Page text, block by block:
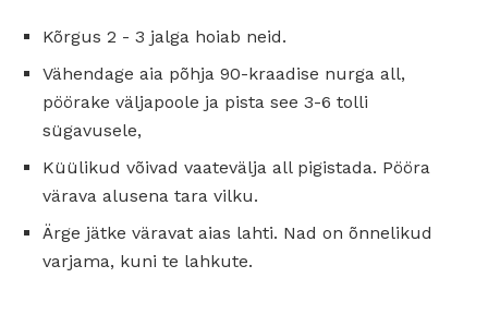
Kõrgus 2 - 3 jalga hoiab neid.
Vähendage aia põhja 90-kraadise nurga all,
pöörake väljapoole ja pista see 3-6 tolli
sügavusele,
Küülikud võivad vaatevälja all pigistada. Pööra
värava alusena tara vilku.
Ärge jätke väravat aias lahti. Nad on õnnelikud
varjama, kuni te lahkute.